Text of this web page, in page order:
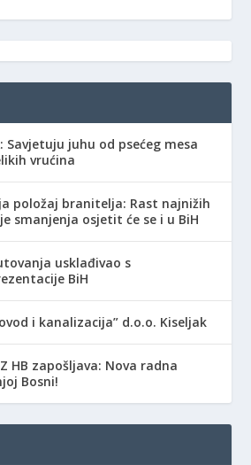
Savjetuju juhu od psećeg mesa
vrućina
položaj branitelja: Rast najnižih
smanjenja osjetit će se i u BiH
usklađivao s
BiH
i kanalizacija” d.o.o. Kiseljak
HB zapošljava: Nova radna
Bosni!